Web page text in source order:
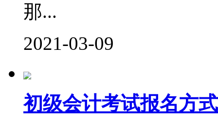
那...
2021-03-09
初级会计考试报名方